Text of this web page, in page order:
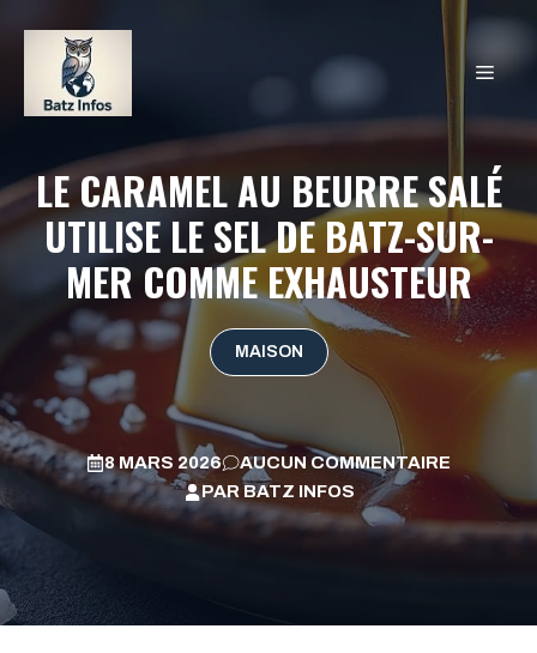
contenu
LE CARAMEL AU BEURRE SALÉ
UTILISE LE SEL DE BATZ-SUR-
MER COMME EXHAUSTEUR
MAISON
8 MARS 2026
AUCUN COMMENTAIRE
PARBATZ INFOS